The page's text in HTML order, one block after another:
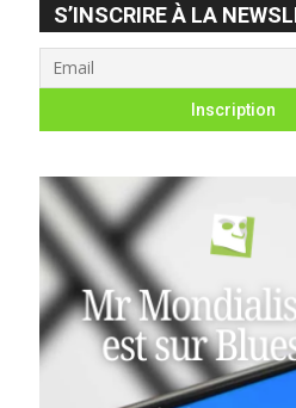
S’INSCRIRE À LA